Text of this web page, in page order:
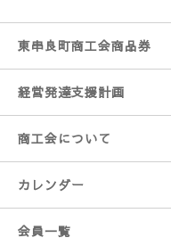
東串良町商工会商品券
経営発達支援計画
商工会について
カレンダー
会員一覧